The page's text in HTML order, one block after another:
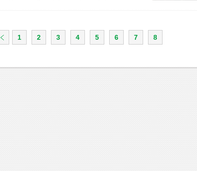
1 2 3 4 5 6 7 8